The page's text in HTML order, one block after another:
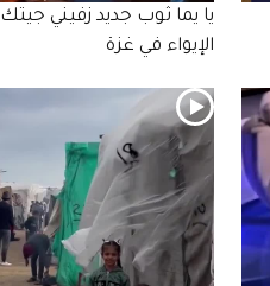
يا يما ثوب جديد زفيني
الإيواء في غزة